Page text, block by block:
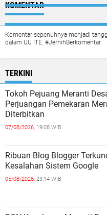
KOMENTAR
Komentar sepenuhnya menjadi
dalam UU ITE. #JernihBerkomentar
TERKINI
Tokoh Pejuang Meranti
Perjuangan Pemekaran
Diterbitkan
07/08/2026, 19:08 WIB
Ribuan Blog Blogger
Kesalahan Sistem Google
05/08/2026, 23:14 WIB